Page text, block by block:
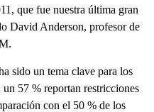
que fue nuestra última gran
David Anderson, profesor de
sido un tema clave para los
57 % reportan restricciones
con el 50 % de los